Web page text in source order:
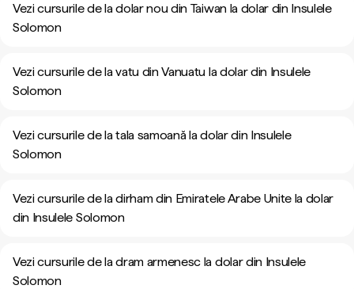
Vezi cursurile de la dolar nou din Taiwan la dolar din Insulele
Solomon
Vezi cursurile de la vatu din Vanuatu la dolar din Insulele
Solomon
Vezi cursurile de la tala samoană la dolar din Insulele
Solomon
Vezi cursurile de la dirham din Emiratele Arabe Unite la dolar
din Insulele Solomon
Vezi cursurile de la dram armenesc la dolar din Insulele
Solomon